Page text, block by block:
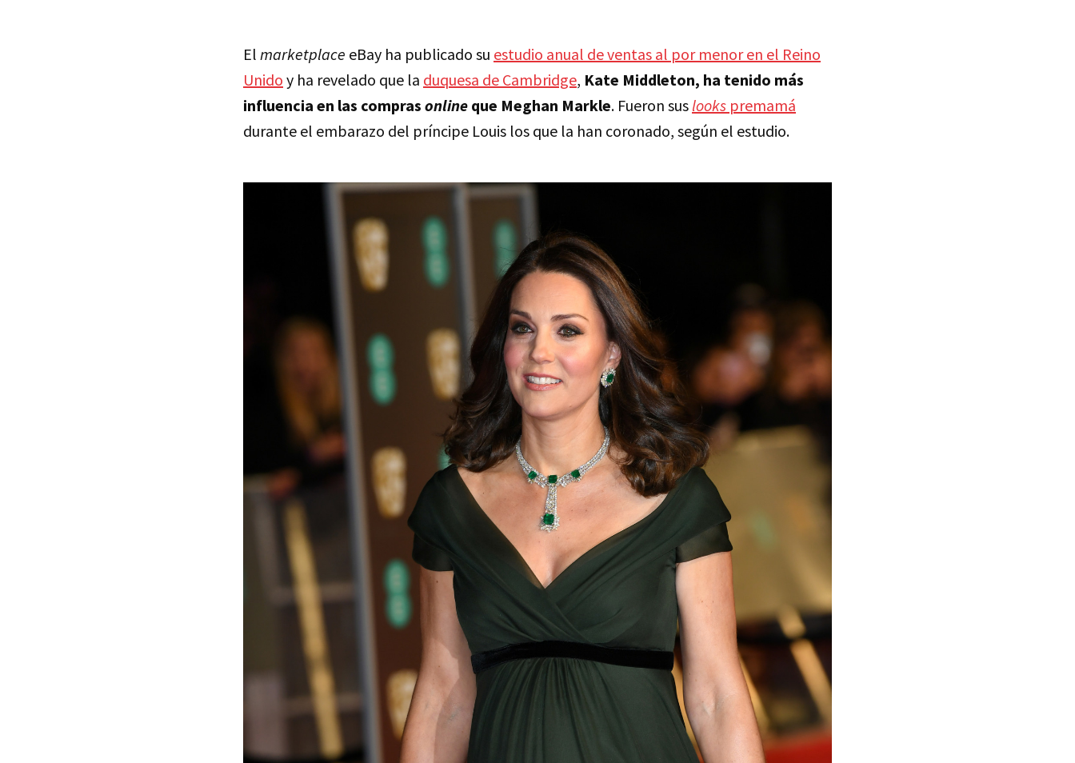
El marketplace eBay ha publicado su estudio anual de ventas al por menor en el Reino
Unido y ha revelado que la duquesa de Cambridge, Kate Middleton, ha tenido más
influencia en las compras online que Meghan Markle. Fueron sus looks premamá
durante el embarazo del príncipe Louis los que la han coronado, según el estudio.